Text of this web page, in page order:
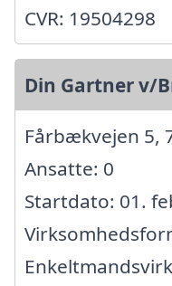
CVR: 19504298
Din Gartner v/
Fårbækvejen 5,
Ansatte: 0
Startdato: 01.